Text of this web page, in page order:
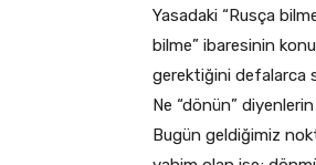
Yasadaki “Rusça
bilme” ibaresinin
gerektiğini defalarca
Ne “dönün”
Bugün geldiğimiz